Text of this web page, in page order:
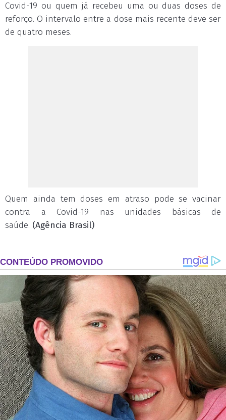
Covid-19 ou quem já recebeu uma ou duas doses de
reforço. O intervalo entre a dose mais recente deve ser
de quatro meses.
Quem ainda tem doses em atraso pode se vacinar
contra a Covid-19 nas unidades básicas de
saúde. (Agência Brasil)